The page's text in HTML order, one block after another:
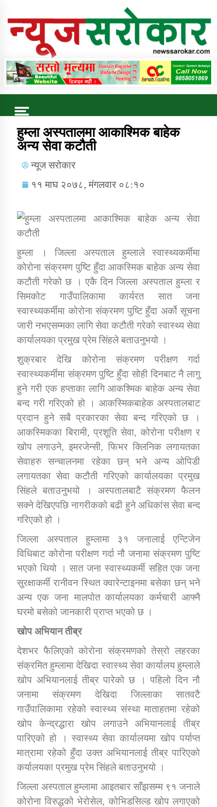
Online News Portal
Trending Now
कुषि बिकास कार्यालय जुम्ला सुचना सन्देश
डिभिजन कार्यालय जुम्लाको सुचना सन्देश
कर्णाली प्रविधि शिक्षालय जुम्लाको सुचना
कार्यक्रम कार्यान्वयन एकाई जुम्लाको सुचना
कर्णाली प्राविधि शिक्षालय जुम्लाको सुचना
तातोपानी गाउँपालिकाको न्यायिक समिति सम्बन्धी सन्देश
तातोपानी गाउँपालिका जुम्लाको महिला तथा लैङ्गिक हिंसा
सम्बन्धी सूचना सन्देश
तातोपानी गाउँपालिका जुम्लाको महिनावारी सम्बन्धिकाे
सन्देश
तातोपानी गाउँपालिका जुम्लाको बालविवाह सन्देश
तातोपानी गाउँपालिका जुम्लाको सूचना
हुम्ला अस्पतालमा आकाश्मिक बाहेक
अन्य सेवा कटौती
न्यूज सरोकार
११ माघ २०७८, मंगलवार ०८:१०
हुम्ला । जिल्ला अस्पताल हुम्लाले स्वास्थ्यकर्मीमा
कोरोना संक्रमण पुष्टि हुँदा आकस्मिक बाहेक अन्य सेवा
कटौती गरेको छ । एकै दिन जिल्ला अस्पताल हुम्ला र
सिमकोट गाउँपालिकामा कार्यरत सात जना
स्वास्थ्यकर्मीमा कोरोना संक्रमण पुष्टि हुँदा अर्को सूचना
जारी नभएसम्मका लागि सेवा कटौती गरेको स्वास्थ्य सेवा
कार्यालयका प्रमुख प्रेम सिंहले बताउनुभयो ।
शुक्रबार देखि कोरोना संक्रमण परीक्षण गर्दा
स्वास्थ्यकर्मीमा संक्रमण पुष्टि हुँदा सोही दिनबाट नै लागु
हुने गरी एक हप्ताका लागि आकश्मिक बाहेक अन्य सेवा
बन्द गरी गरिएको हो । आकस्मिकबाहेक अस्पतालबाट
प्रदान हुने सबै प्रकारका सेवा बन्द गरिएको छ ।
आकस्मिकका बिरामी, प्रशूति सेवा, कोरोना परीक्षण र
खोप लगाउने, इमरजेन्सी, फिभर क्लिनिक लगायतका
सेवाहरु सन्चालनमा रहेका छन् भने अन्य ओपिडी
लगायतका सेवा कटौती गरिएको कार्यालयका प्रमुख
सिंहले बताउनुभयो । अस्पतालबाटै संक्रमण फैलन
सक्ने देखिएपछि नागरीकको बढी हुने अधिकांस सेवा बन्द
गरिएको हो ।
जिल्ला अस्पताल हुम्लामा ३१ जनालाई एन्टिजेन
विधिबाट कोरोना परीक्षण गर्दा नौ जनामा संक्रमण पुष्टि
भएको थियो । सात जना स्वास्थ्यकर्मी सहित एक जना
सुरक्षाकर्मी रानीवन स्थित क्वारेन्टाइनमा बसेका छन् भने
अन्य एक जना मालपोत कार्यालयका कर्मचारी आफ्नै
घरमो बसेको जानकारी प्राप्त भएको छ ।
खोप अभियान तीब्र
देशभर फैलिएको कोरोना संक्रमणको तेस्रो लहरका
संक्रमित हुम्लामा देखिदा स्वास्थ्य सेवा कार्यालय हुम्लाले
खोप अभियानलाई तीब्र पारेको छ । पहिलो दिन नौ
जनामा संक्रमण देखिदा जिल्लाका सातवटै
गाउँपालिकामा रहेको स्वास्थ्य संस्था माताहतमा रहेको
खोप केन्द्रद्धारा खोप लगाउने अभियानलाई तीब्र
पारिएको हो । स्वास्थ्य सेवा कार्यालयमा खोप पर्याप्त
मात्रामा रहेको हुँदा उक्त अभियानलाई तीब्र पारिएको
कर्यालयका प्रमुख प्रेम सिंहले बताउनुभयो ।
जिल्ला अस्पताल हुम्लामा आइतबार साँझसम्म ९१ जनाले
कोरोना विरुद्धको भेरोसेल, कोभिडसिल्ड खोप लगाएको